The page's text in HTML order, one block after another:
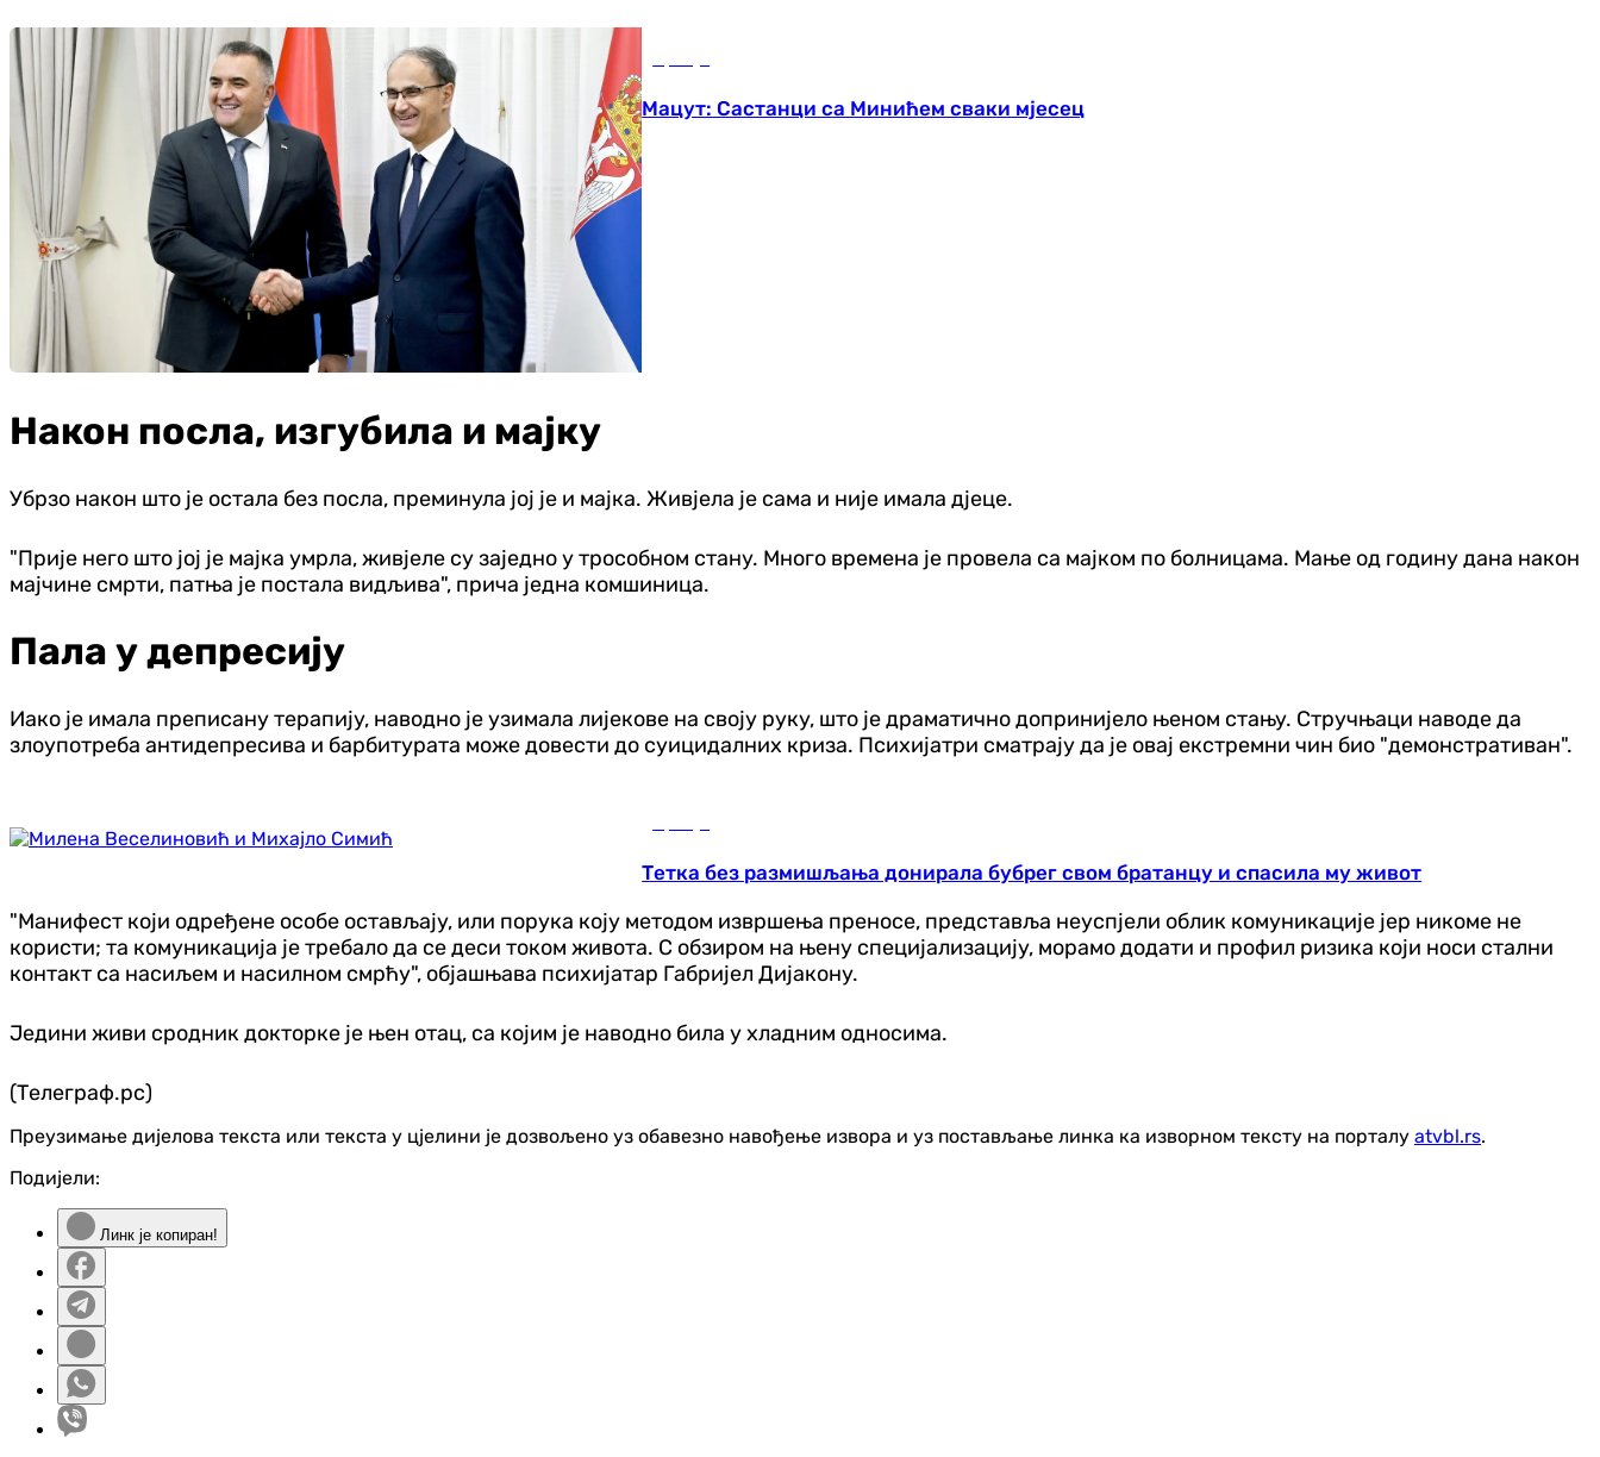
Мацут: Састанци са Минићем сваки мјесец
Након посла, изгубила и мајку
Убрзо након што је остала без посла, преминула јој је и мајка. Живјела је сама и није имала дјеце.
"Прије него што јој је мајка умрла, живјеле су заједно у трособном стану. Много времена је провела са мајком по болницама. Мање од годину дана након
мајчине смрти, патња је постала видљива", прича једна комшиница.
Пала у депресију
Иако је имала преписану терапију, наводно је узимала лијекове на своју руку, што је драматично допринијело њеном стању. Стручњаци наводе да
злоупотреба антидепресива и барбитурата може довести до суицидалних криза. Психијатри сматрају да је овај екстремни чин био "демонстративан".
Тетка без размишљања донирала бубрег свом братанцу и спасила му живот
"Манифест који одређене особе остављају, или порука коју методом извршења преносе, представља неуспјели облик комуникације јер никоме не
користи; та комуникација је требало да се деси током живота. С обзиром на њену специјализацију, морамо додати и профил ризика који носи стални
контакт са насиљем и насилном смрћу", објашњава психијатар Габријел Дијакону.
Једини живи сродник докторке је њен отац, са којим је наводно била у хладним односима.
(Телеграф.рс)
Преузимање дијелова текста или текста у цјелини је дозвољено уз обавезно навођење извора и уз постављање линка ка изворном тексту на порталу atvbl.rs.
Подијели:
Линк је копиран!